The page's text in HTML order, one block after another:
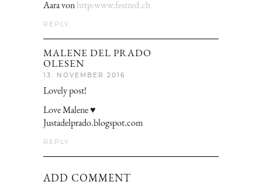
Aara vonhttp:www.festzed.ch
REPLY
MALENE DEL PRADO
OLESEN
13. NOVEMBER 2016
Lovely post!
Love Malene ♥
Justadelprado.blogspot.com
REPLY
ADD COMMENT